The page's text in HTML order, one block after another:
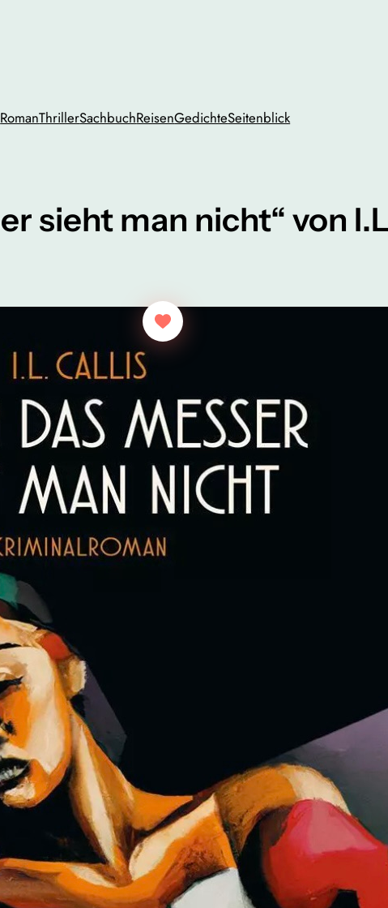
RomanThrillerSachbuchReisenGedichteSeitenblick
sieht man nicht“ von
„Pass ma uff, Keule, aus dich wird
Seite 231
Die Roaring Twenties oder auch „die
machen Berlin zu einer Stadt in der alles
„Touristen erlebten alles in Berlin, was
verbot.“ Seite 104
Federboas, Charlestonkleider und
Der Krieg scheint überwunden und die
Frauen erstarken in dieser Zeit beruflich
Eine von ihnen ist Anaïs Maar
Eigentlich wollte sie wie ihr Vorbild
Zeitung schreiben, doch Berlins Straßen
So landet sie beim Boulevard und durch
wechselt sie von der Kultur zum Mord.
Da sie als dunkelhäutige Quotenfrau
hat, muss sie annehmen und sich mit
Prostituierten beschäftigen.